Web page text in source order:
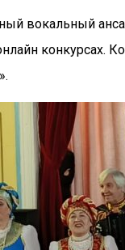
вокальный
конкурсах.